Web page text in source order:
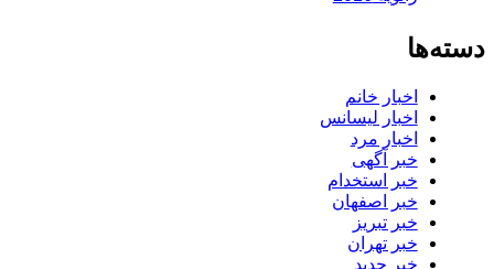
دسته‌ها
اخبار خانم
اخبار لیسانس
اخبار مرد
خبر آگهی
خبر استخدام
خبر اصفهان
خبر تبریز
خبر تهران
خبر جدید